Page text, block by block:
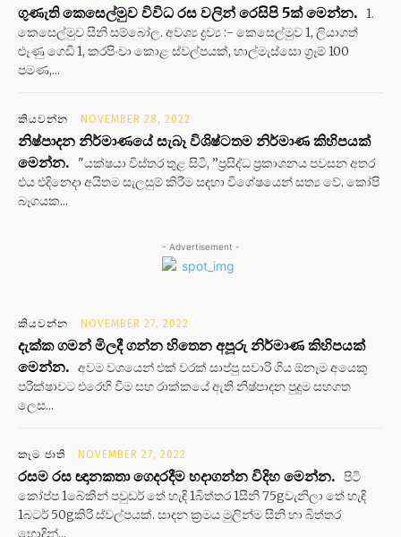
ගුණැති කෙසෙල්මුව විවිධ රස වලින් රෙසිපි 5ක් මෙන්න. 1.
කෙසෙල්මුව සීනි සම්බෝල. අවශ්‍ය ද්‍රව්‍ය :- කෙසෙල්මුව 1, ලියාගත්
ළූණු ගෙඩි 1, කරපිංචා කොළ ස්වල්පයක්, හාල්මැස්සො ග්‍රෑම් 100
පමණ,...
කියවන්න NOVEMBER 28, 2022
නිෂ්පාදන නිර්මාණයේ සැබෑ විශිෂ්ටතම නිර්මාණ කිහිපයක්
මෙන්න.
"යක්ෂයා විස්තර තුළ සිටී, ”ප්‍රසිද්ධ ප්‍රකාශනය පවසන අතර
එය එදිනෙදා අයිතම සැලසුම් කිරීම සඳහා විශේෂයෙන් සත්‍ය වේ. කෝපි
බෑගයක...
- Advertisement -
කියවන්න NOVEMBER 27, 2022
දැක්ක ගමන් මිලදී ගන්න හිතෙන අපූරු නිර්මාණ කිහිපයක්
මෙන්න. අවම වශයෙන් එක් වරක් සාප්පු සවාරි ගිය ඕනෑම අයෙකු
පරීක්ෂාවට එරෙහි වීම සහ රාක්කයේ ඇති නිෂ්පාදන පුදුම සහගත
ලෙස...
කෑම ජාති NOVEMBER 27, 2022
රසම රස ඥානකතා ගෙදරදීම හදාගන්න විදිහ මෙන්න. පිටි
කෝප්ප 1බේකින් පවුඩර් තේ හැඳි 1බිත්තර 1සීනි 75gවැනිලා තේ හැඳි
1බටර් 50gකිරි ස්වල්පයක්. සාදන ක්‍රමය මුලින්ම සීනි හා බිත්තර
හොදින්...